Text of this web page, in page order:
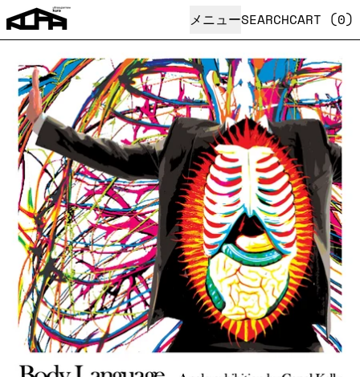
メニューSEARCHCART (0)